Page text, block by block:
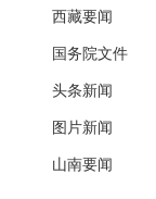
西藏要闻
国务院文件
头条新闻
图片新闻
山南要闻